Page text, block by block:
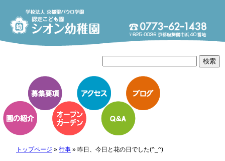
トップページ » 行事» 昨日、今日と花の日でした(^_^)